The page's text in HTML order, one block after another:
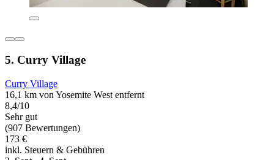
5. Curry Village
Curry Village
16,1 km von Yosemite West entfernt
8,4/10
Sehr gut
(907 Bewertungen)
173 €
inkl. Steuern & Gebühren